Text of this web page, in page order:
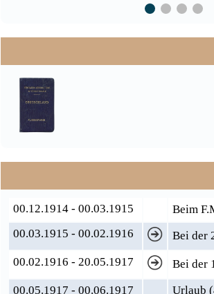
00.12.1914 - 00.03.1915
Beim
00.03.1915 - 00.02.1916
Bei der
00.02.1916 - 20.05.1917
Bei der
00.05.1917 - 00.06.1917
Urlaub